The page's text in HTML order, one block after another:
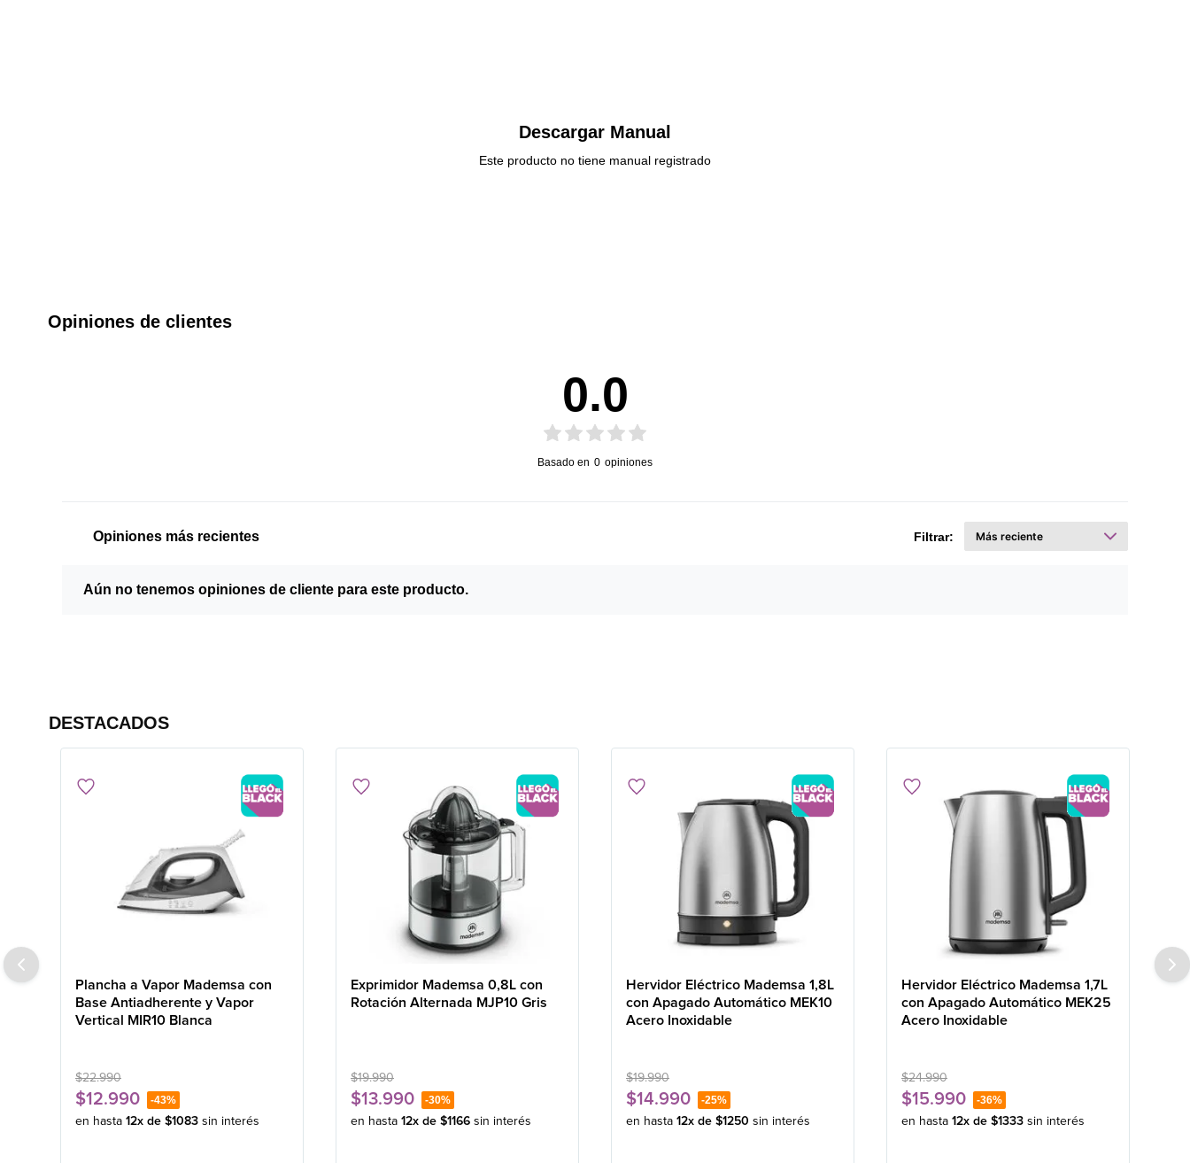
Descargar Manual
Este producto no tiene manual registrado
Opiniones de clientes
0.0
Basado en 0 opiniones
Opiniones más recientes Filtrar:
Aún no tenemos opiniones de cliente para este producto.
DESTACADOS
Plancha a Vapor Mademsa con
Base Antiadherente y Vapor
Vertical MIR10 Blanca
$22.990
$12.990 -43%
en hasta 12x de $1083 sin interés
Exprimidor Mademsa 0,8L con
Rotación Alternada MJP10 Gris
$19.990
$13.990 -30%
en hasta 12x de $1166 sin interés
Hervidor Eléctrico Mademsa 1,8L
con Apagado Automático MEK10
Acero Inoxidable
$19.990
$14.990 -25%
en hasta 12x de $1250 sin interés
Hervidor Eléctrico Mademsa 1,7L
con Apagado Automático MEK25
Acero Inoxidable
$24.990
$15.990 -36%
en hasta 12x de $1333 sin interés